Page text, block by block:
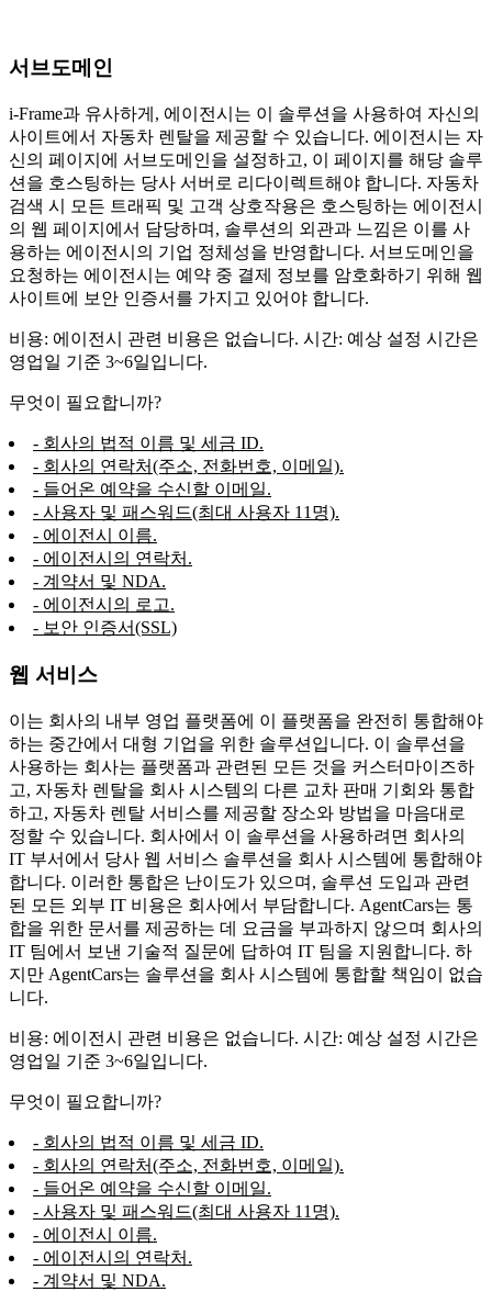
서브도메인
i-Frame과 유사하게, 에이전시는 이 솔루션을 사용하여 자신의
사이트에서 자동차 렌탈을 제공할 수 있습니다. 에이전시는 자
신의 페이지에 서브도메인을 설정하고, 이 페이지를 해당 솔루
션을 호스팅하는 당사 서버로 리다이렉트해야 합니다. 자동차
검색 시 모든 트래픽 및 고객 상호작용은 호스팅하는 에이전시
의 웹 페이지에서 담당하며, 솔루션의 외관과 느낌은 이를 사
용하는 에이전시의 기업 정체성을 반영합니다. 서브도메인을
요청하는 에이전시는 예약 중 결제 정보를 암호화하기 위해 웹
사이트에 보안 인증서를 가지고 있어야 합니다.
비용: 에이전시 관련 비용은 없습니다. 시간: 예상 설정 시간은
영업일 기준 3~6일입니다.
무엇이 필요합니까?
- 회사의 법적 이름 및 세금 ID.
- 회사의 연락처(주소, 전화번호, 이메일).
- 들어온 예약을 수신할 이메일.
- 사용자 및 패스워드(최대 사용자 11명).
- 에이전시 이름.
- 에이전시의 연락처.
- 계약서 및 NDA.
- 에이전시의 로고.
- 보안 인증서(SSL)
웹 서비스
이는 회사의 내부 영업 플랫폼에 이 플랫폼을 완전히 통합해야
하는 중간에서 대형 기업을 위한 솔루션입니다. 이 솔루션을
사용하는 회사는 플랫폼과 관련된 모든 것을 커스터마이즈하
고, 자동차 렌탈을 회사 시스템의 다른 교차 판매 기회와 통합
하고, 자동차 렌탈 서비스를 제공할 장소와 방법을 마음대로
정할 수 있습니다. 회사에서 이 솔루션을 사용하려면 회사의
IT 부서에서 당사 웹 서비스 솔루션을 회사 시스템에 통합해야
합니다. 이러한 통합은 난이도가 있으며, 솔루션 도입과 관련
된 모든 외부 IT 비용은 회사에서 부담합니다. AgentCars는 통
합을 위한 문서를 제공하는 데 요금을 부과하지 않으며 회사의
IT 팀에서 보낸 기술적 질문에 답하여 IT 팀을 지원합니다. 하
지만 AgentCars는 솔루션을 회사 시스템에 통합할 책임이 없습
니다.
비용: 에이전시 관련 비용은 없습니다. 시간: 예상 설정 시간은
영업일 기준 3~6일입니다.
무엇이 필요합니까?
- 회사의 법적 이름 및 세금 ID.
- 회사의 연락처(주소, 전화번호, 이메일).
- 들어온 예약을 수신할 이메일.
- 사용자 및 패스워드(최대 사용자 11명).
- 에이전시 이름.
- 에이전시의 연락처.
- 계약서 및 NDA.